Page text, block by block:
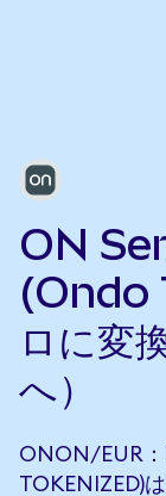
ON
(Ondo
ロに変
へ）
ONON/EUR：
TOKENIZED)